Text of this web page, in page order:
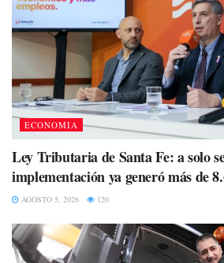
ECONOMIA
Ley Tributaria de Santa Fe: a solo
implementación ya generó más de
AGOSTO 5, 2026 120